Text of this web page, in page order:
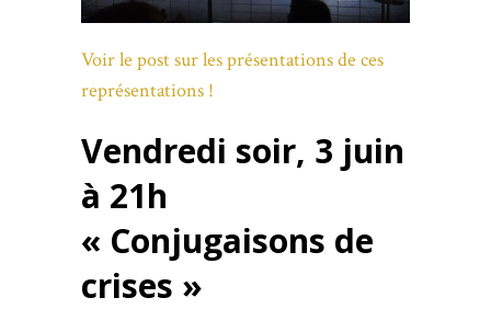
Voir le post sur les présentations de ces
représentations !
Vendredi soir, 3 juin
à 21h
« Conjugaisons de
crises »